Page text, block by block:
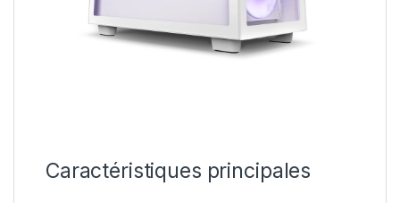
Caractéristiques principales